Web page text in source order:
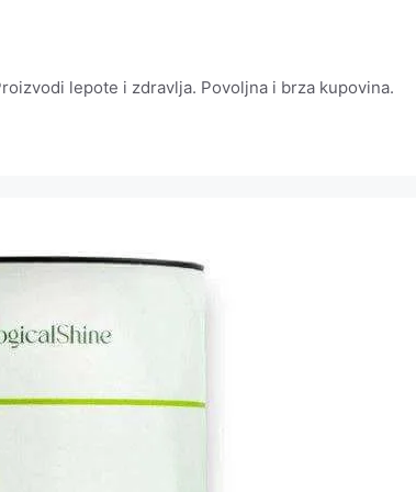
lepote i zdravlja. Povoljna i brza kupovina.